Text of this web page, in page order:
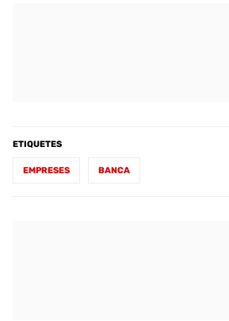
ETIQUETES
EMPRESES BANCA